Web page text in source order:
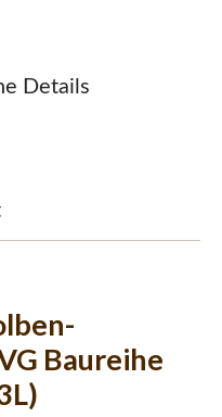
Details
Baureihe